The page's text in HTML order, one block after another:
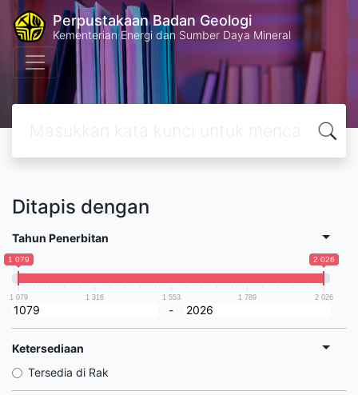
Perpustakaan Badan Geologi
Kementerian Energi dan Sumber Daya Mineral
Ditapis dengan
Tahun Penerbitan
1 079 2 026
1 079 1 316 1 553 1 789 2 026
-
Ketersediaan
Tersedia di Rak